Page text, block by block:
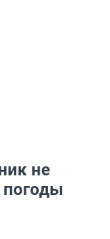
не
погоды